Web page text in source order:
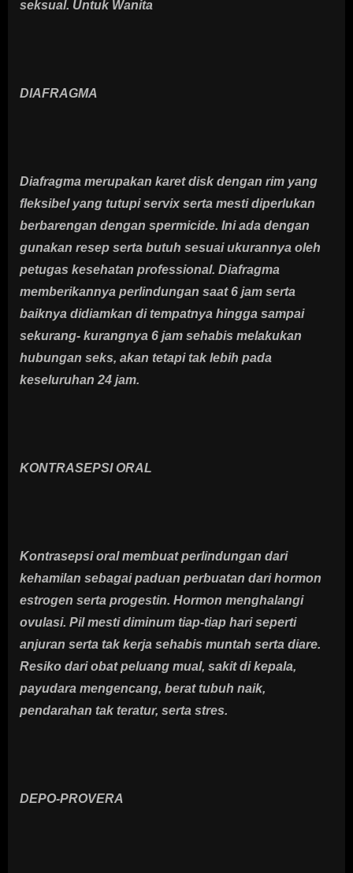
seksual. Untuk Wanita
DIAFRAGMA
Diafragma merupakan karet disk dengan rim yang
fleksibel yang tutupi servix serta mesti diperlukan
berbarengan dengan spermicide. Ini ada dengan
gunakan resep serta butuh sesuai ukurannya oleh
petugas kesehatan professional. Diafragma
memberikannya perlindungan saat 6 jam serta
baiknya didiamkan di tempatnya hingga sampai
sekurang- kurangnya 6 jam sehabis melakukan
hubungan seks, akan tetapi tak lebih pada
keseluruhan 24 jam.
KONTRASEPSI ORAL
Kontrasepsi oral membuat perlindungan dari
kehamilan sebagai paduan perbuatan dari hormon
estrogen serta progestin. Hormon menghalangi
ovulasi. Pil mesti diminum tiap-tiap hari seperti
anjuran serta tak kerja sehabis muntah serta diare.
Resiko dari obat peluang mual, sakit di kepala,
payudara mengencang, berat tubuh naik,
pendarahan tak teratur, serta stres.
DEPO-PROVERA